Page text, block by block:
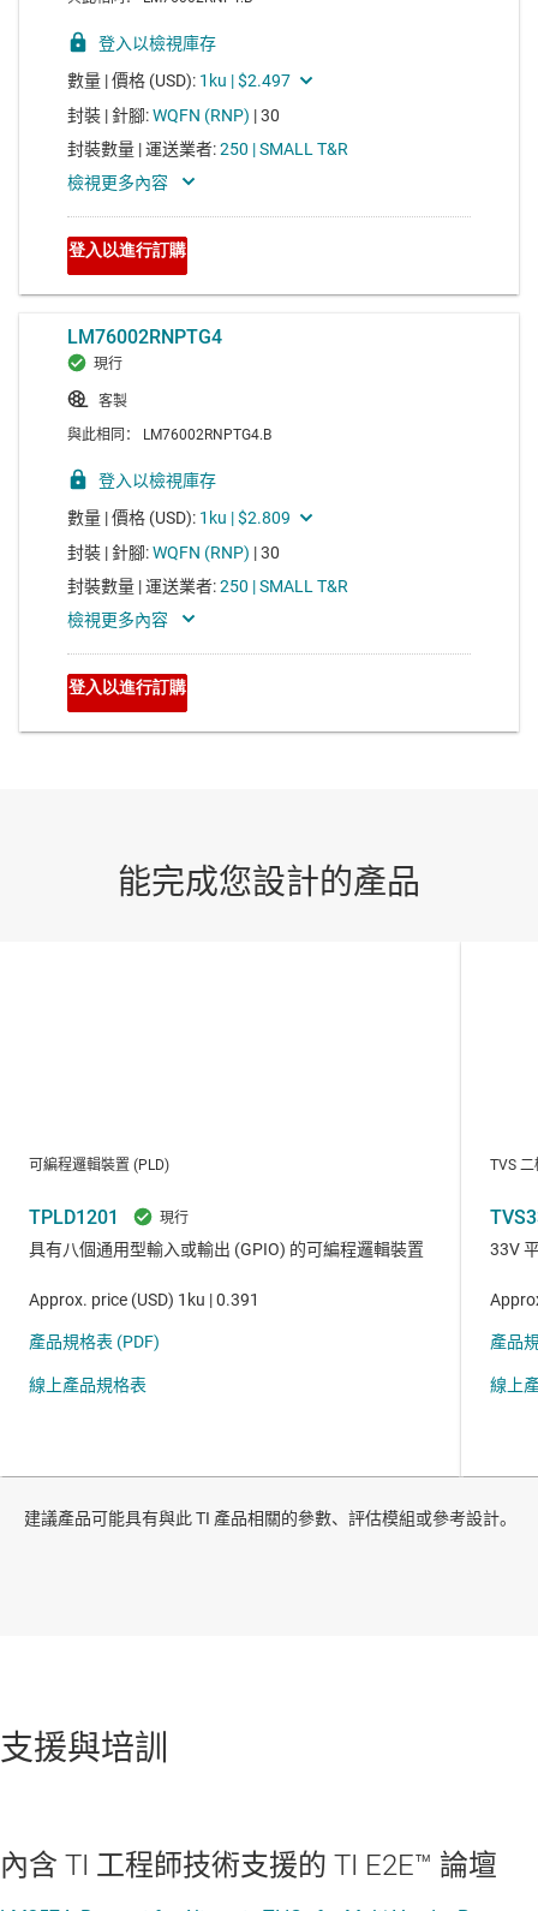
建議產品可能具有與此 TI 產品相關的參數、評估模組或參考設計。
支援與培訓
內含 TI 工程師技術支援的 TI E2E™ 論壇